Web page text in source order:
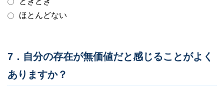
ほとんどない
7．自分の存在が無価値だと感じることがよく
ありますか？